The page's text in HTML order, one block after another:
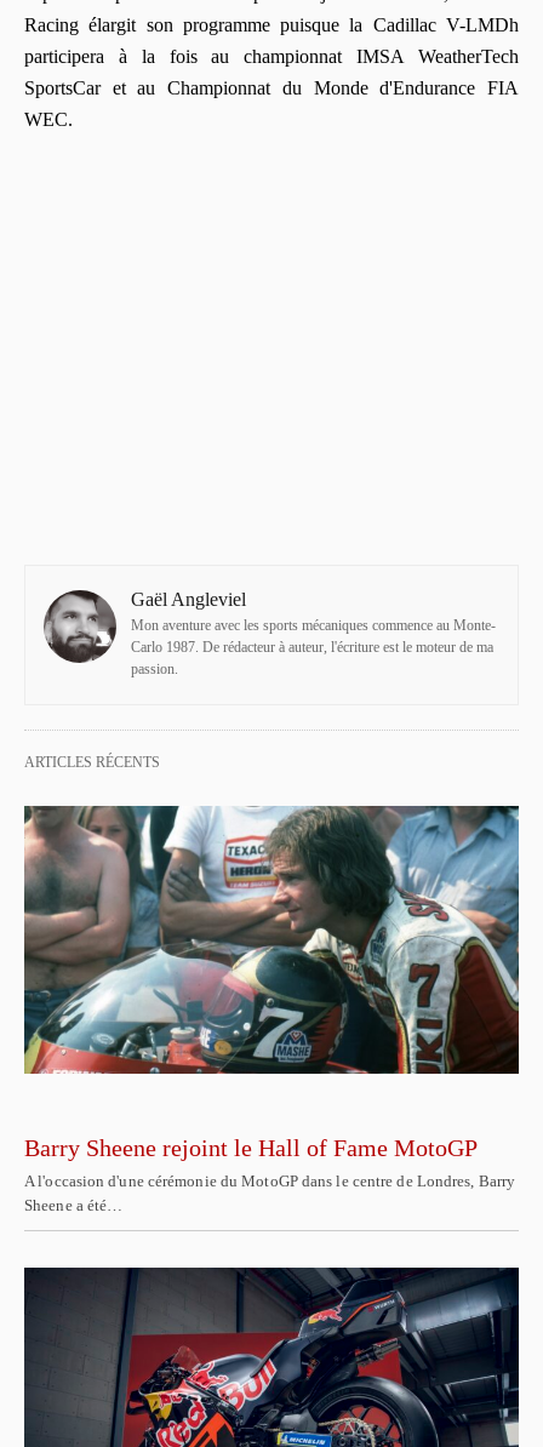
Racing élargit son programme puisque la Cadillac V-LMDh
participera à la fois au championnat IMSA WeatherTech
SportsCar et au Championnat du Monde d'Endurance FIA
WEC.
Gaël Angleviel
Mon aventure avec les sports mécaniques commence au Monte-
Carlo 1987. De rédacteur à auteur, l'écriture est le moteur de ma
passion.
ARTICLES RÉCENTS
Barry Sheene rejoint le Hall of Fame MotoGP
A l'occasion d'une cérémonie du MotoGP dans le centre de Londres, Barry
Sheene a été…